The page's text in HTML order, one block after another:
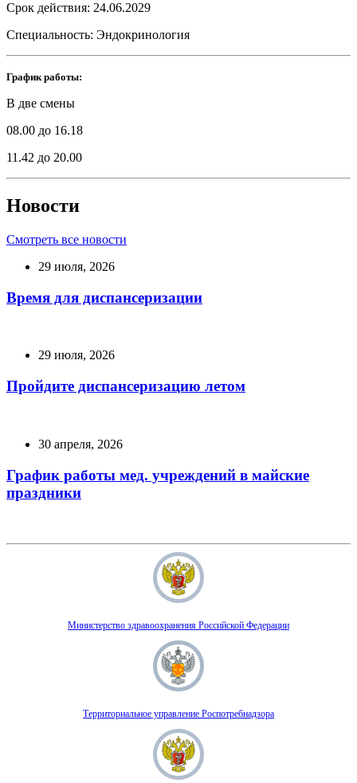
Срок действия: 24.06.2029
Специальность: Эндокринология
График работы:
В две смены
08.00 до 16.18
11.42 до 20.00
Новости
Смотреть все новости
29 июля, 2026
Время для диспансеризации
29 июля, 2026
Пройдите диспансеризацию летом
30 апреля, 2026
График работы мед. учреждений в майские
праздники
Министерство здравоохранения Российской Федерации
Территориальное управление Роспотребнадзора